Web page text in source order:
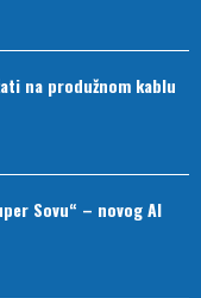
na produžnom kablu
Sovu“ – novog AI